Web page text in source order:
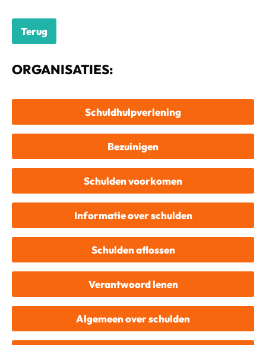
Terug
ORGANISATIES:
Schuldhulpverlening
Bezuinigen
Schulden voorkomen
Informatie over schulden
Schulden aflossen
Verantwoord lenen
Algemeen over schulden